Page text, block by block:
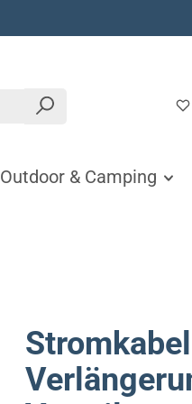
Outdoor & Camping